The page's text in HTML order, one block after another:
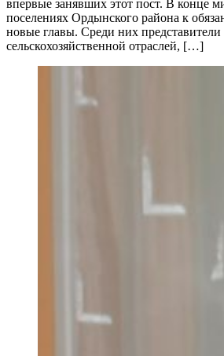
впервые занявших этот пост. В конце
поселениях Ордынского района к
новые главы. Среди них
сельскохозяйственной отраслей, […]